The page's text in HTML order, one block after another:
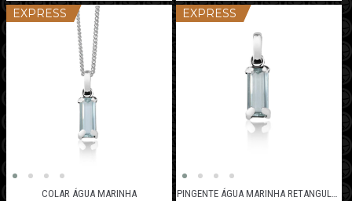
EXPRESS
COLAR ÁGUA MARINHA
EXPRESS
PINGENTE ÁGUA MARINHA RETANGULAR